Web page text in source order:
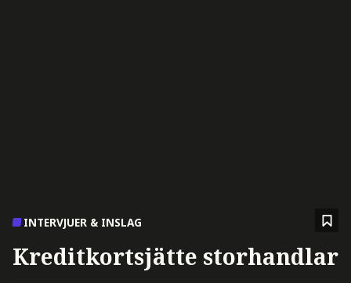
INTERVJUER & INSLAG
Kreditkortsjätte storhandlar